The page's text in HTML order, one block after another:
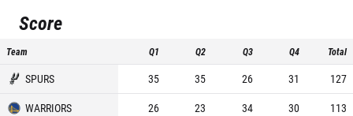
Score
Team Q1 Q2 Q3 Q4 Total
SPURS 35 35 26 31
127
WARRIORS
26 23 34 30 113